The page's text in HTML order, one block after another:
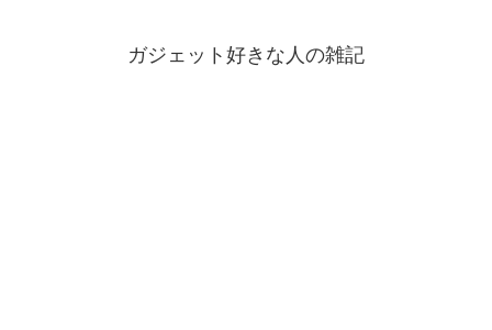
ガジェット好きな人の雑記